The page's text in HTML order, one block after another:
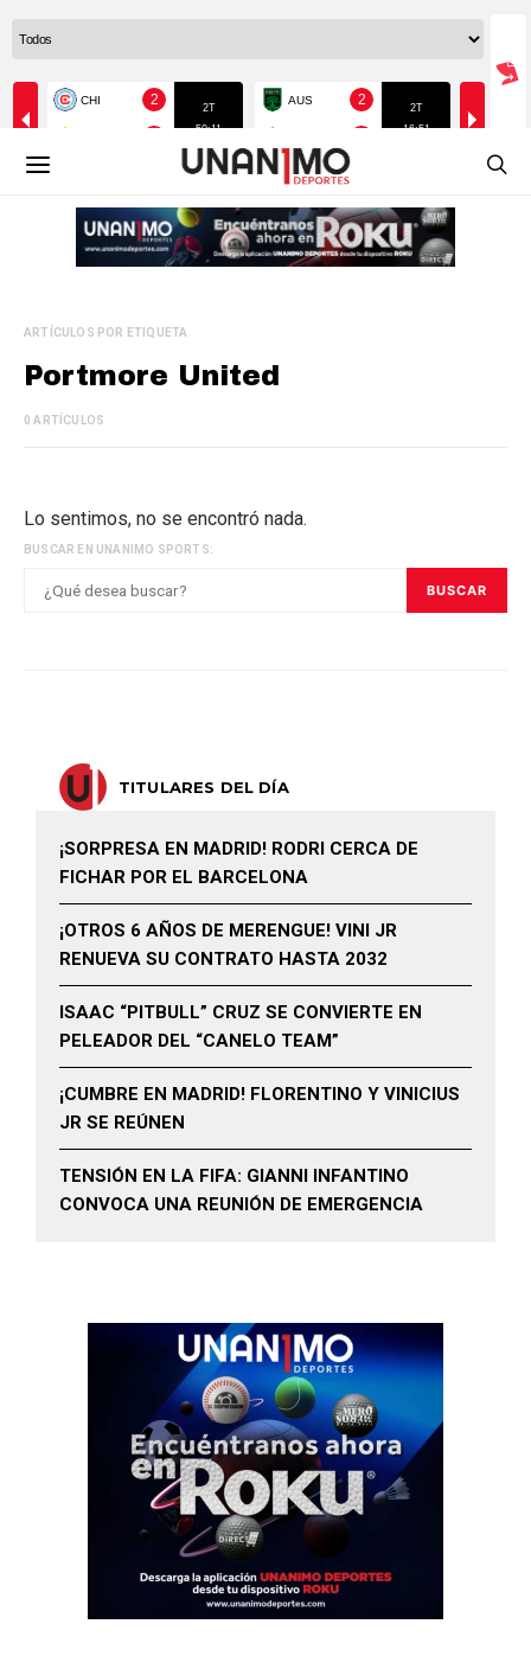
ARTÍCULOS POR ETIQUETA
Portmore United
0 ARTÍCULOS
Lo sentimos, no se encontró nada.
BUSCAR EN UNANIMO SPORTS:
BUSCAR
TITULARES DEL DÍA
¡SORPRESA EN MADRID! RODRI CERCA DE
FICHAR POR EL BARCELONA
¡OTROS 6 AÑOS DE MERENGUE! VINI JR
RENUEVA SU CONTRATO HASTA 2032
ISAAC “PITBULL” CRUZ SE CONVIERTE EN
PELEADOR DEL “CANELO TEAM”
¡CUMBRE EN MADRID! FLORENTINO Y VINICIUS
JR SE REÚNEN
TENSIÓN EN LA FIFA: GIANNI INFANTINO
CONVOCA UNA REUNIÓN DE EMERGENCIA